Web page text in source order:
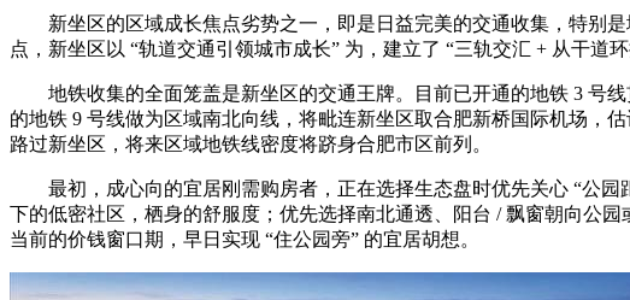
新坐区的区域成长焦点劣势之一，即是日益完美的交通收集，特别是
点，新坐区以 “轨道交通引领城市成长” 为，建立了 “三轨交汇 + 从干道
地铁收集的全面笼盖是新坐区的交通王牌。目前已开通的地铁 3 号线
的地铁 9 号线做为区域南北向线，将毗连新坐区取合肥新桥国际机场，
路过新坐区，将来区域地铁线密度将跻身合肥市区前列。
最初，成心向的宜居刚需购房者，正在选择生态盘时优先关心 “公园
下的低密社区，栖身的舒服度；优先选择南北通透、阳台 / 飘窗朝向公
当前的价钱窗口期，早日实现 “住公园旁” 的宜居胡想。